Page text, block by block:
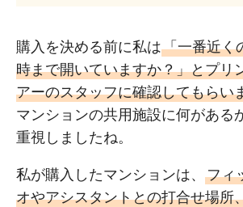
購入を決める前に私は「一番近く
時まで開いていますか？」とプリ
アーのスタッフに確認してもらい
マンションの共用施設に何がある
重視しましたね。
私が購入したマンションは、 フィ
オやアシスタントとの打合せ場所